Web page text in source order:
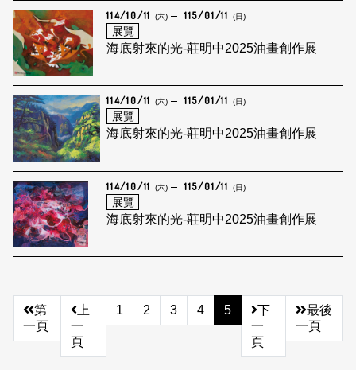
114/10/11 (六) 115/01/11 (日)
展覽
海底射來的光-莊明中2025油畫創作展
114/10/11 (六) 115/01/11 (日)
展覽
海底射來的光-莊明中2025油畫創作展
114/10/11 (六) 115/01/11 (日)
展覽
海底射來的光-莊明中2025油畫創作展
第
一頁
上
一
頁
1 2 3 4 5
下
一
頁
最後
一頁